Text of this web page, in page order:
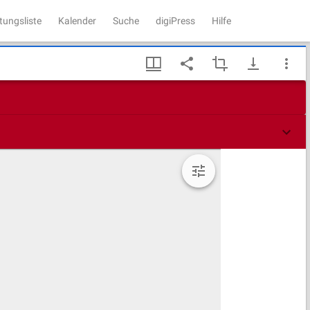
Kalender Suche digiPress Hilfe